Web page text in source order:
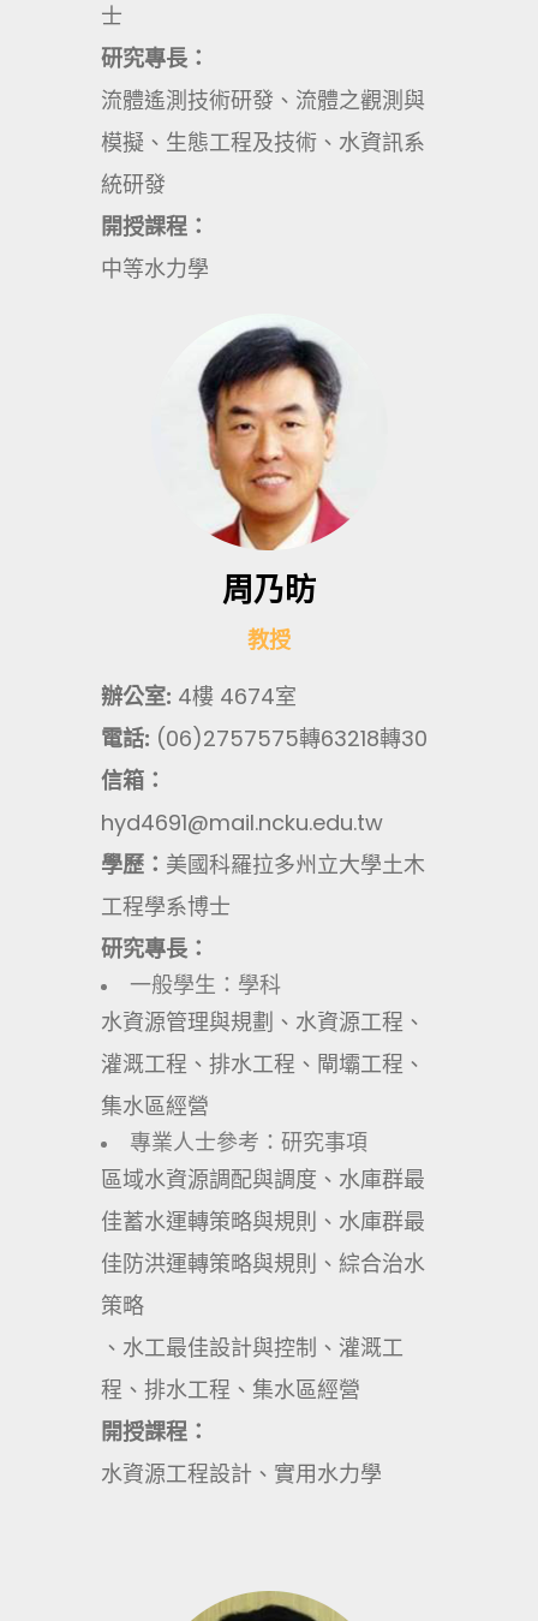
士
研究專長：
流體遙測技術研發、流體之觀測與
模擬、生態工程及技術、水資訊系
統研發
開授課程：
中等水力學
周乃昉
教授
辦公室: 4樓 4674室
電話: (06)2757575轉63218轉30
信箱：
hyd4691@mail.ncku.edu.tw
學歷： 美國科羅拉多州立大學土木
工程學系博士
研究專長：
一般學生：學科
水資源管理與規劃、水資源工程、
灌溉工程、排水工程、閘壩工程、
集水區經營
專業人士參考：研究事項
區域水資源調配與調度、水庫群最
佳蓄水運轉策略與規則、水庫群最
佳防洪運轉策略與規則、綜合治水
策略
、水工最佳設計與控制、灌溉工
程、排水工程、集水區經營
開授課程：
水資源工程設計、實用水力學